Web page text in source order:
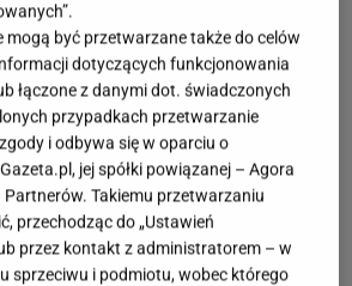
mogą być przetwarzane także do celów
dotyczących funkcjonowania
łączone z danymi dot. świadczonych
przypadkach przetwarzanie
i odbywa się w oparciu o
jej spółki powiązanej – Agora
Takiemu przetwarzaniu
przechodząc do „Ustawień
przez kontakt z administratorem – w
sprzeciwu i podmiotu, wobec którego